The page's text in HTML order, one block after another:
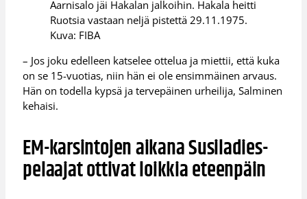
Aarnisalo jäi Hakalan jalkoihin. Hakala heitti
Ruotsia vastaan neljä pistettä 29.11.1975.
Kuva: FIBA
– Jos joku edelleen katselee ottelua ja miettii, että kuka
on se 15-vuotias, niin hän ei ole ensimmäinen arvaus.
Hän on todella kypsä ja tervepäinen urheilija, Salminen
kehaisi.
EM-karsintojen aikana Susiladies-
pelaajat ottivat loikkia eteenpäin